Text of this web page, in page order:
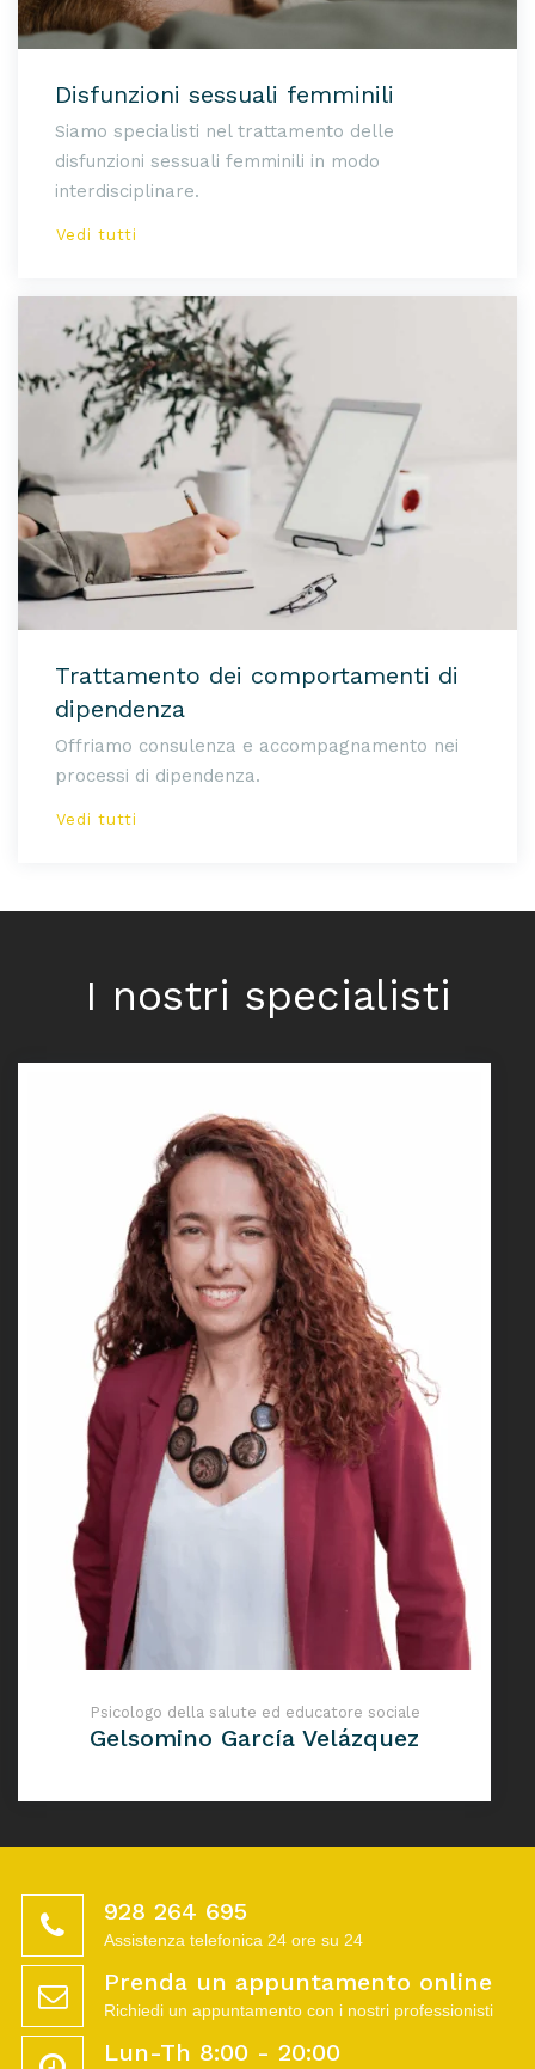
Disfunzioni sessuali femminili
Siamo specialisti nel trattamento delle
disfunzioni sessuali femminili in modo
interdisciplinare.
Vedi tutti
Trattamento dei comportamenti di
dipendenza
Offriamo consulenza e accompagnamento nei
processi di dipendenza.
Vedi tutti
I nostri specialisti
Psicologo della salute ed educatore sociale
Gelsomino García Velázquez
928 264 695
Assistenza telefonica 24 ore su 24
Prenda un appuntamento online
Richiedi un appuntamento con i nostri professionisti
Lun-Th 8:00 - 20:00